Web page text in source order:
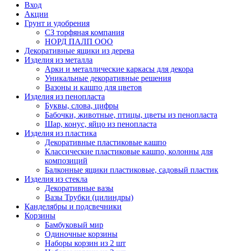
Вход
Акции
Грунт и удобрения
СЗ торфяная компания
НОРД ПАЛП ООО
Декоративные ящики из дерева
Изделия из металла
Арки и металлические каркасы для декора
Уникальные декоративные решения
Вазоны и кашпо для цветов
Изделия из пенопласта
Буквы, слова, цифры
Бабочки, животные, птицы, цветы из пенопласта
Шар, конус, яйцо из пенопласта
Изделия из пластика
Декоративные пластиковые кашпо
Классические пластиковые кашпо, колонны для
композиций
Балконные ящики пластиковые, садовый пластик
Изделия из стекла
Декоративные вазы
Вазы Трубки (цилиндры)
Канделябры и подсвечники
Корзины
Бамбуковый мир
Одиночные корзины
Наборы корзин из 2 шт